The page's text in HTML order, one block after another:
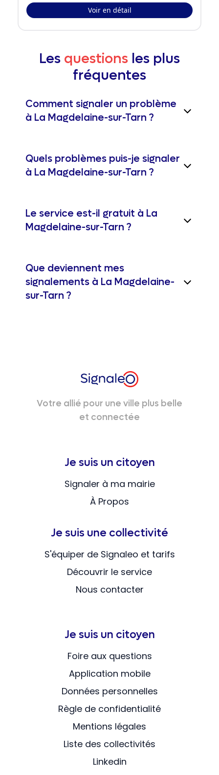
Voir en détail
Les questions les plus
fréquentes
Comment signaler un problème
à La Magdelaine-sur-Tarn ?
Quels problèmes puis-je signaler
à La Magdelaine-sur-Tarn ?
Le service est-il gratuit à La
Magdelaine-sur-Tarn ?
Que deviennent mes
signalements à La Magdelaine-
sur-Tarn ?
Votre allié pour une ville plus belle
et connectée
Je suis un citoyen
Signaler à ma mairie
À Propos
Je suis une collectivité
S'équiper de Signaleo et tarifs
Découvrir le service
Nous contacter
Je suis un citoyen
Foire aux questions
Application mobile
Données personnelles
Règle de confidentialité
Mentions légales
Liste des collectivités
Linkedin